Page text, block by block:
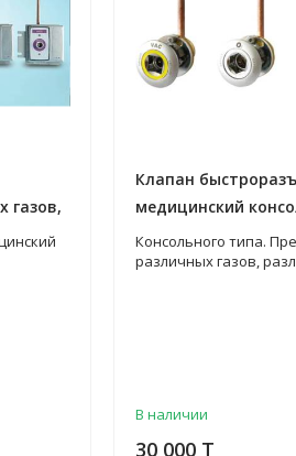
газов,
Клапан
медицинский
различных газов,
стандартов)
Консольного типа.
различных газов,
В наличии
30 000 T